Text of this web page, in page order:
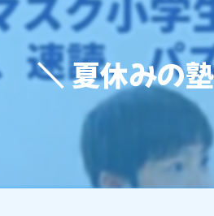
＼ 夏休みの